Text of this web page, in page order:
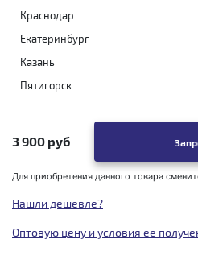
Краснодар
Екатеринбург
Казань
Пятигорск
3 900 руб
Для приобретения данного товара
Нашли дешевле?
Оптовую цену и условия ее